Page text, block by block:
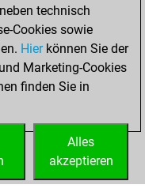
1
technisch
Cookies sowie
Hierkönnen Sie der
Marketing-Cookies
finden Sie in
Alles
akzeptieren